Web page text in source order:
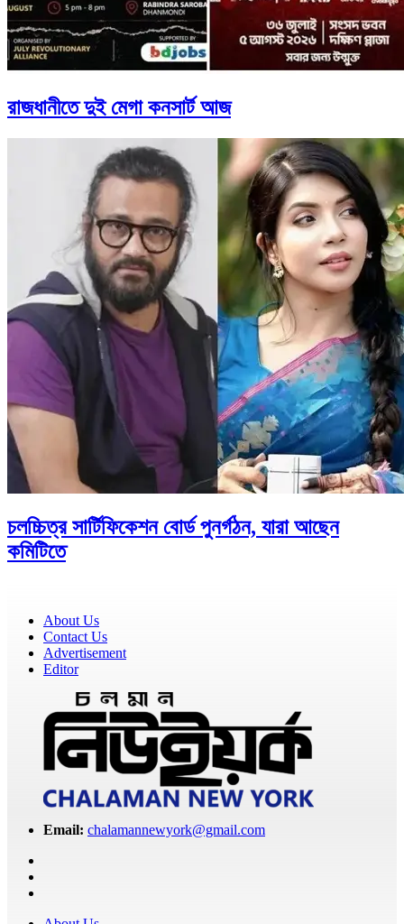
রাজধানীতে দুই মেগা কনসার্ট আজ
চলচ্চিত্র সার্টিফিকেশন বোর্ড পুনর্গঠন, যারা আছেন
কমিটিতে
About Us
Contact Us
Advertisement
Editor
Email: chalamannewyork@gmail.com